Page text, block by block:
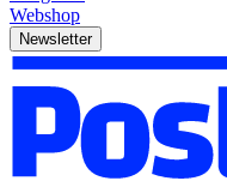
Webshop
Newsletter